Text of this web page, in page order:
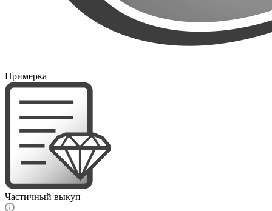
Примерка
Частичный выкуп